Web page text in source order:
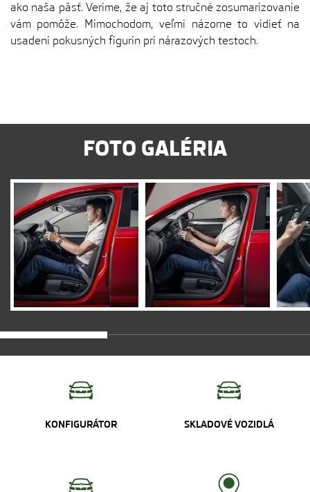
ako naša päsť. Veríme, že aj toto stručné zosumarizovanie
vám pomôže. Mimochodom, veľmi názorne to vidieť na
usadení pokusných figurín pri nárazových testoch.
FOTO GALÉRIA
KONFIGURÁTOR SKLADOVÉ VOZIDLÁ